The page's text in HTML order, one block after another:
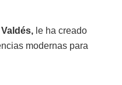
le ha creado
modernas para